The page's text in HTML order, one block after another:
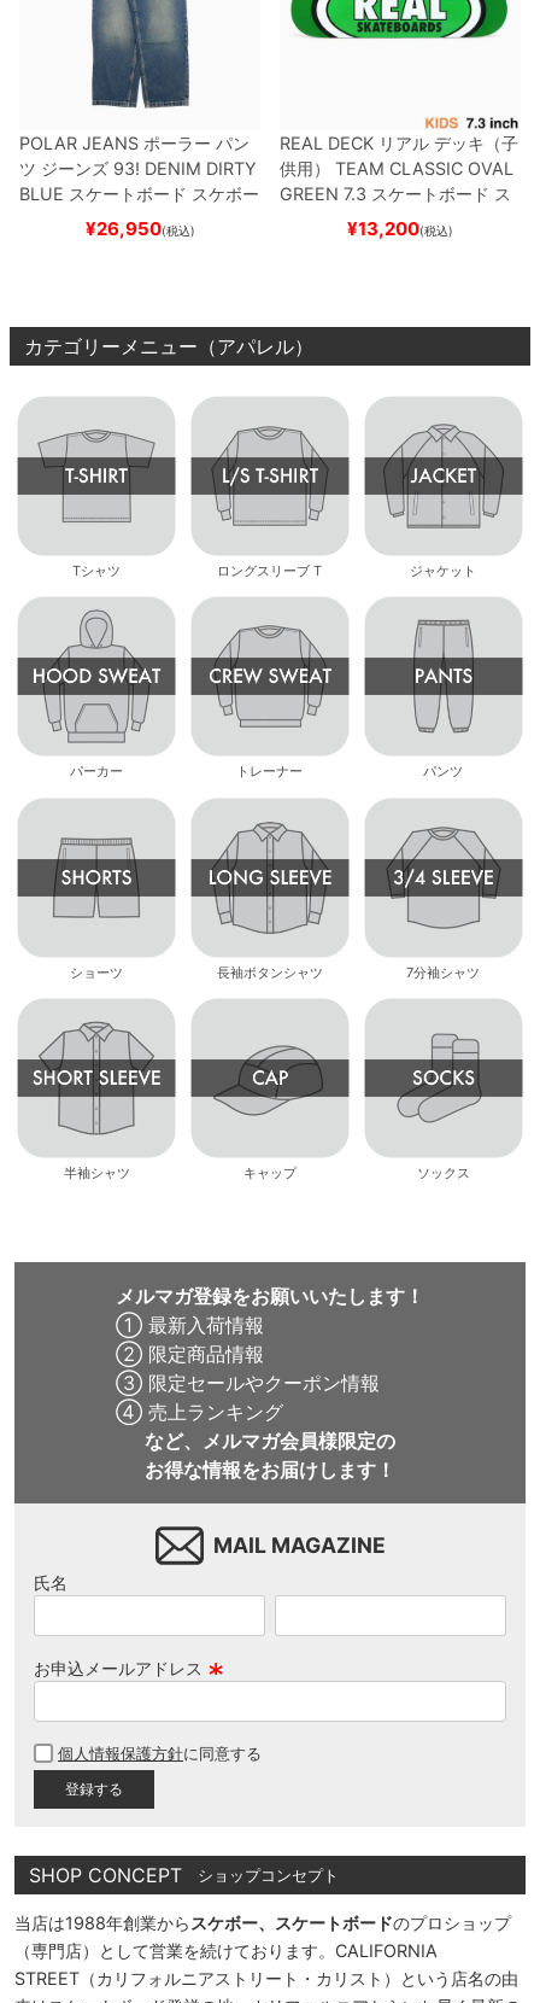
POLAR JEANS ポーラー パン
ツ ジーンズ 93! DENIM DIRTY
BLUE スケートボード スケボー
¥26,950(税込)
REAL DECK リアル デッキ（子
供用）
TEAM CLASSIC OVAL
GREEN 7.3 スケートボード ス
¥13,200(税込)
カテゴリーメニュー（アパレル）
Tシャツ ロングスリーブ T ジャケット
パーカー トレーナー パンツ
ショーツ 長袖ボタンシャツ 7分袖シャツ
半袖シャツ キャップ ソックス
メルマガ登録をお願いいたします！
① 最新入荷情報
② 限定商品情報
③ 限定セールやクーポン情報
④ 売上ランキング
など、メルマガ会員様限定の
お得な情報をお届けします！
MAIL MAGAZINE
氏名
お申込メールアドレス
須
個人情報保護方針に同意する
SHOP CONCEPT ショップコンセプト
当店は1988年創業からスケボー、スケートボードのプロショップ
（専門店）として営業を続けております。CALIFORNIA
STREET（カリフォルニアストリート・カリスト）という店名の由